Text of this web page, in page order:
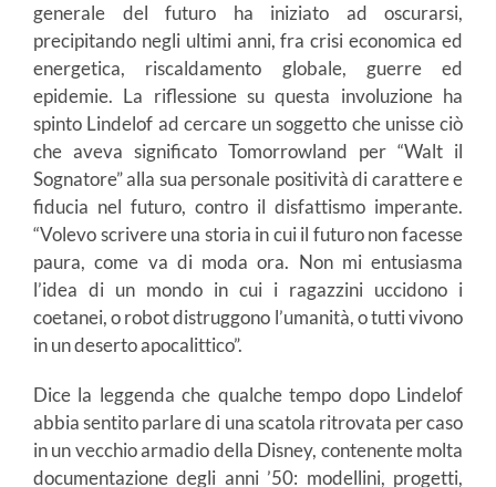
generale del futuro ha iniziato ad oscurarsi,
precipitando negli ultimi anni, fra crisi economica ed
energetica, riscaldamento globale, guerre ed
epidemie. La riflessione su questa involuzione ha
spinto Lindelof ad cercare un soggetto che unisse ciò
che aveva significato Tomorrowland per “Walt il
Sognatore” alla sua personale positività di carattere e
fiducia nel futuro, contro il disfattismo imperante.
“Volevo scrivere una storia in cui il futuro non facesse
paura, come va di moda ora. Non mi entusiasma
l’idea di un mondo in cui i ragazzini uccidono i
coetanei, o robot distruggono l’umanità, o tutti vivono
in un deserto apocalittico”.
Dice la leggenda che qualche tempo dopo Lindelof
abbia sentito parlare di una scatola ritrovata per caso
in un vecchio armadio della Disney, contenente molta
documentazione degli anni ’50: modellini, progetti,